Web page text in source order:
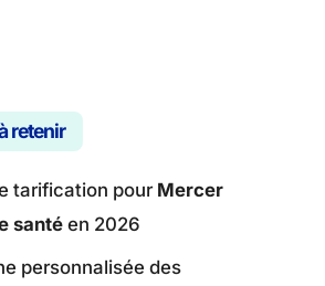
retenir
tarification pour Mercer
santé en 2026
personnalisée des